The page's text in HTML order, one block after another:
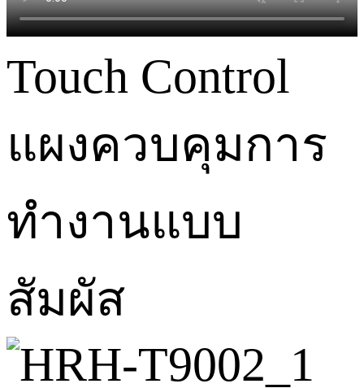
Touch Control
แผงควบคุมการ
ทำงานแบบ
สัมผัส